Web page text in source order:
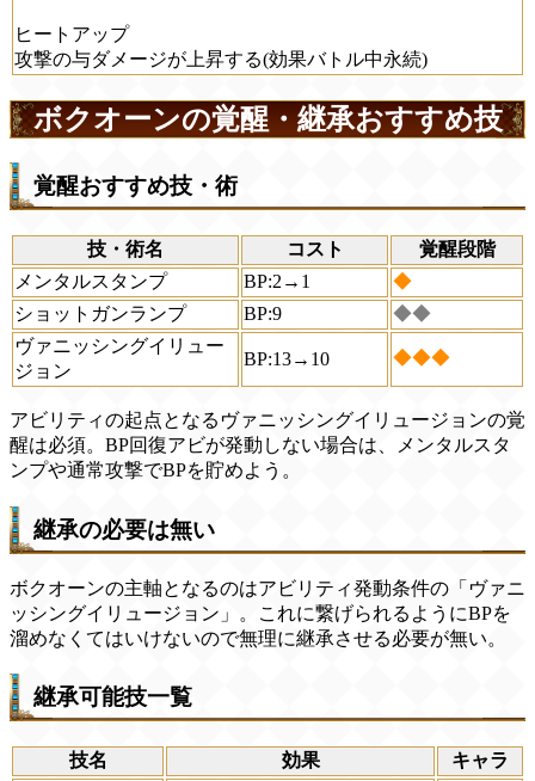
ヒートアップ
攻撃の与ダメージが上昇する(効果バトル中永続)
ボクオーンの覚醒・継承おすすめ技
覚醒おすすめ技・術
技・術名 コスト
覚醒段階
メンタルスタンプ
BP:2→1
◆
ショットガンランプ
BP:9
◆◆
ヴァニッシングイリュー
ジョン
BP:13→10 ◆◆◆
アビリティの起点となるヴァニッシングイリュージョンの覚
醒は必須。BP回復アビが発動しない場合は、メンタルスタ
ンプや通常攻撃でBPを貯めよう。
継承の必要は無い
ボクオーンの主軸となるのはアビリティ発動条件の「ヴァニ
ッシングイリュージョン」。これに繋げられるようにBPを
溜めなくてはいけないので無理に継承させる必要が無い。
継承可能技一覧
技名 効果 キャラ